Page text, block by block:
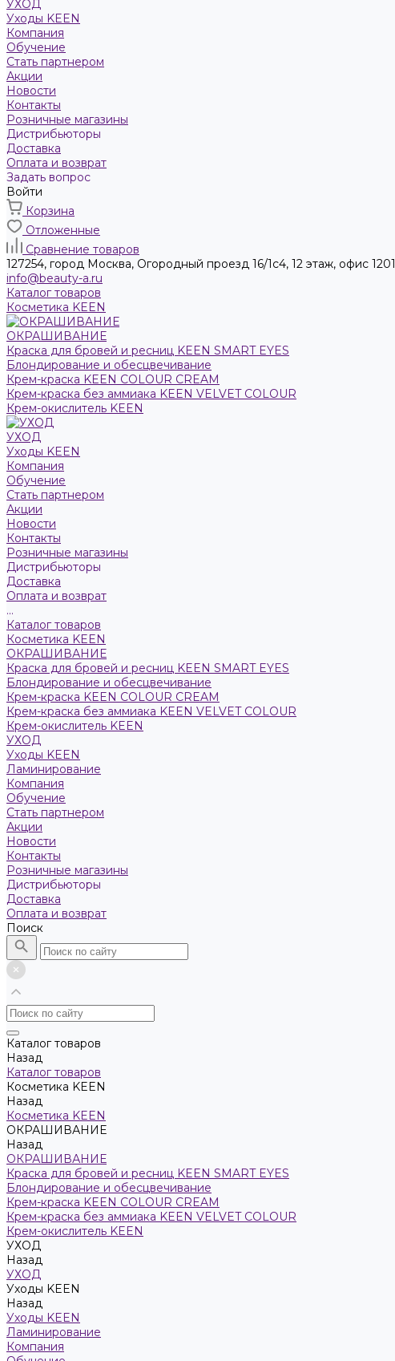
УХОД
Уходы KEEN
Компания
Обучение
Стать партнером
Акции
Новости
Контакты
Розничные магазины
Дистрибьюторы
Доставка
Оплата и возврат
Задать вопрос
Войти
Корзина
Отложенные
Сравнение товаров
127254, город Москва, Огородный проезд 16/1с4, 12 этаж, офис 1201
info@beauty-a.ru
Каталог товаров
Косметика KEEN
ОКРАШИВАНИЕ
Краска для бровей и ресниц KEEN SMART EYES
Блондирование и обесцвечивание
Крем-краска KEEN COLOUR CREAM
Крем-краска без аммиака KEEN VELVET COLOUR
Крем-окислитель KEEN
УХОД
Уходы KEEN
Компания
Обучение
Стать партнером
Акции
Новости
Контакты
Розничные магазины
Дистрибьюторы
Доставка
Оплата и возврат
...
Каталог товаров
Косметика KEEN
ОКРАШИВАНИЕ
Краска для бровей и ресниц KEEN SMART EYES
Блондирование и обесцвечивание
Крем-краска KEEN COLOUR CREAM
Крем-краска без аммиака KEEN VELVET COLOUR
Крем-окислитель KEEN
УХОД
Уходы KEEN
Ламинирование
Компания
Обучение
Стать партнером
Акции
Новости
Контакты
Розничные магазины
Дистрибьюторы
Доставка
Оплата и возврат
Поиск
Каталог товаров
Назад
Каталог товаров
Косметика KEEN
Назад
Косметика KEEN
ОКРАШИВАНИЕ
Назад
ОКРАШИВАНИЕ
Краска для бровей и ресниц KEEN SMART EYES
Блондирование и обесцвечивание
Крем-краска KEEN COLOUR CREAM
Крем-краска без аммиака KEEN VELVET COLOUR
Крем-окислитель KEEN
УХОД
Назад
УХОД
Уходы KEEN
Назад
Уходы KEEN
Ламинирование
Компания